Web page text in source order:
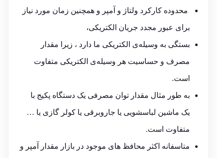
محدوده کارکرد ولتاژ و آمپر و همچنین زمان مورد نیاز
برای عبور مجدد جریان الکتریکی،
بستگی به وسیله‌ی الکتریکی ما دارد ، زیرا مقدار
مصرف و حساسیت هر وسیله‌ی الکتریکی متفاوت
است.
به طور مثال مقدار توان مصرفی یک دستگاه پکیج با
یک ماشین لباسشویی یا جاروبرقی یا کولر گازی یا …
متفاوت است.
متاسفانه اکثر محافظ های موجود در بازار مقدار آمپر و